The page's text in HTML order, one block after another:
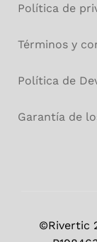
Política de
Términos y
Política de
Garantía de
©Rivertic